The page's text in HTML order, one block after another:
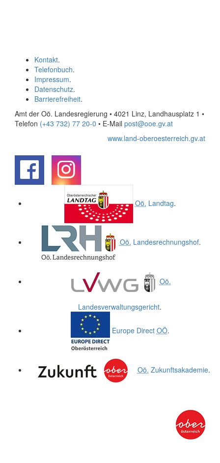
Kontakt.
Telefonbuch.
Impressum.
Datenschutz.
Barrierefreiheit.
Amt der Oö. Landesregierung • 4021 Linz, Landhausplatz 1 •
Telefon (+43 732) 77 20-0 • E-Mail post@ooe.gv.at
www.land-oberoesterreich.gv.at
Oö. Landtag.
Oö. Landesrechnungshof.
Oö.
Landesverwaltungsgericht.
Europe Direct OÖ.
Oö. Zukunftsakademie.